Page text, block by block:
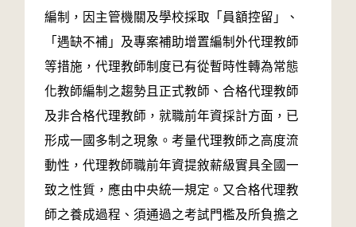
編制，因主管機關及學校採取「員額控留」、
「遇缺不補」及專案補助增置編制外代理教師
等措施，代理教師制度已有從暫時性轉為常態
化教師編制之趨勢且正式教師、合格代理教師
及非合格代理教師，就職前年資採計方面，已
形成一國多制之現象。考量代理教師之高度流
動性，代理教師職前年資提敘薪級實具全國一
致之性質，應由中央統一規定。又合格代理教
師之養成過程、須通過之考試門檻及所負擔之